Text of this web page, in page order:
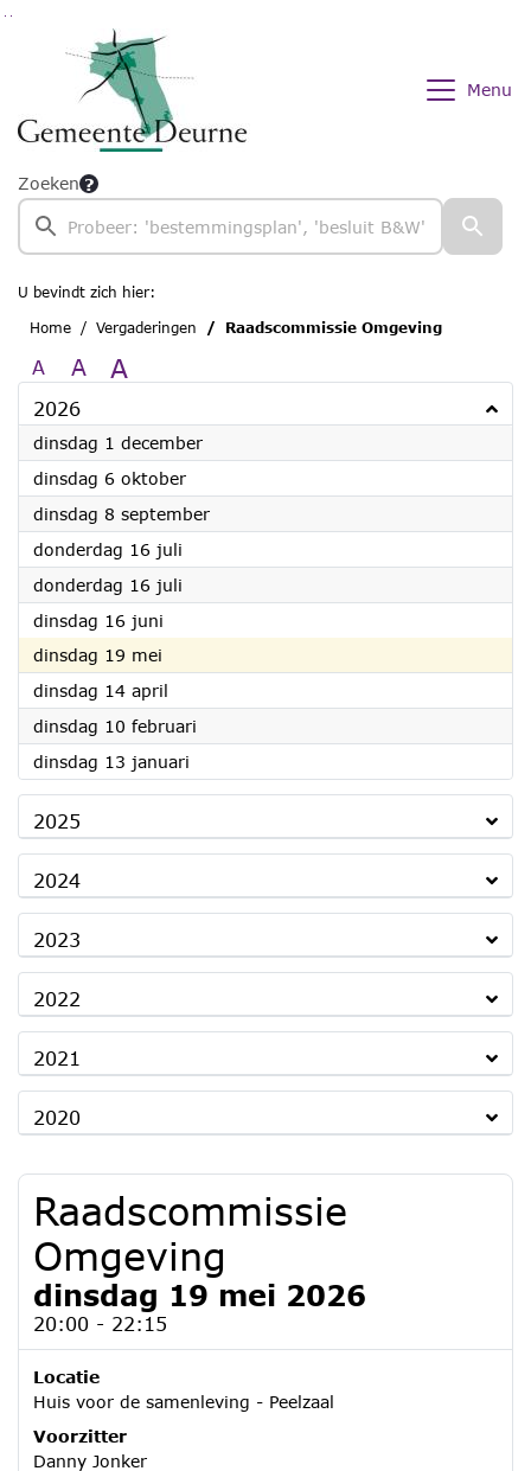
Ga naar de inhoud van deze pagina
Ga naar het zoeken
Ga naar het menu
Menu
Zoeken
U bevindt zich hier:
Home
Vergaderingen Raadscommissie Omgeving
A A A
2026
dinsdag 1 december2026
dinsdag 6 oktober2026
dinsdag 8 september2026
donderdag 16 juli
donderdag 16 juli
dinsdag 16 juni
dinsdag 19 mei
dinsdag 14 april
dinsdag 10 februari
dinsdag 13 januari
2025
2024
2023
2022
2021
2020
Raadscommissie
Omgeving
dinsdag 19 mei 2026
20:00 - 22:15
Locatie
Huis voor de samenleving - Peelzaal
Voorzitter
Danny Jonker